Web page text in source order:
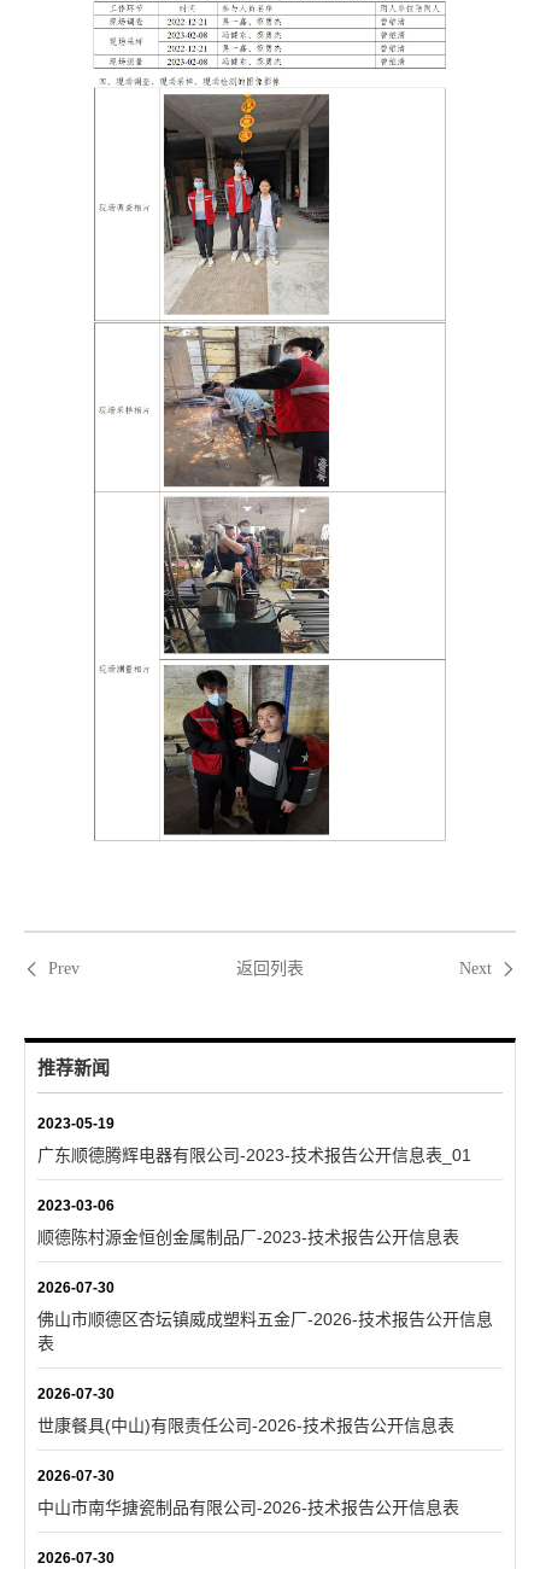
Prev 返回列表 Next
推荐新闻
2023-05-19
广东顺德腾辉电器有限公司-2023-技术报告公开信息表_01
2023-03-06
顺德陈村源金恒创金属制品厂-2023-技术报告公开信息表
2026-07-30
佛山市顺德区杏坛镇威成塑料五金厂-2026-技术报告公开信息
表
2026-07-30
世康餐具(中山)有限责任公司-2026-技术报告公开信息表
2026-07-30
中山市南华搪瓷制品有限公司-2026-技术报告公开信息表
2026-07-30